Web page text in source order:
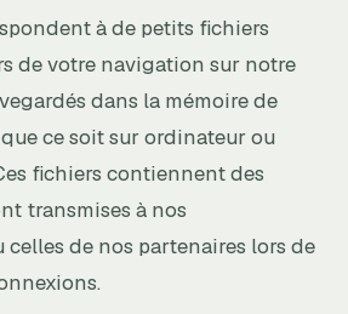
à de petits fichiers
de votre navigation sur notre
dans la mémoire de
ce soit sur ordinateur ou
fichiers contiennent des
transmises à nos
de nos partenaires lors de